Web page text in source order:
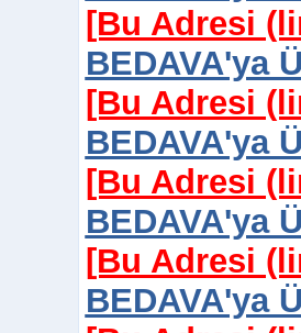
[Bu Adresi
BEDAVA'ya
[Bu Adresi
BEDAVA'ya
[Bu Adresi
BEDAVA'ya
[Bu Adresi
BEDAVA'ya